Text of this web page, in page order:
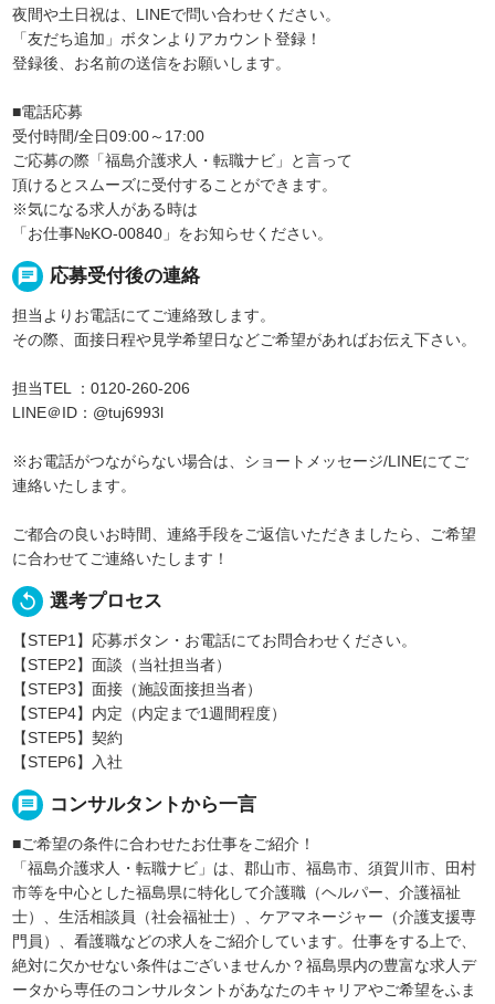
夜間や土日祝は、LINEで問い合わせください。
「友だち追加」ボタンよりアカウント登録！
登録後、お名前の送信をお願いします。
■電話応募
受付時間/全日09:00～17:00
ご応募の際「福島介護求人・転職ナビ」と言って
頂けるとスムーズに受付することができます。
※気になる求人がある時は
「お仕事№KO-00840」をお知らせください。
chat 応募受付後の連絡
担当よりお電話にてご連絡致します。
その際、面接日程や見学希望日などご希望があればお伝え下さい。
担当TEL ：0120-260-206
LINE＠ID：@tuj6993l
※お電話がつながらない場合は、ショートメッセージ/LINEにてご
連絡いたします。
ご都合の良いお時間、連絡手段をご返信いただきましたら、ご希望
に合わせてご連絡いたします！
replay 選考プロセス
【STEP1】応募ボタン・お電話にてお問合わせください。
【STEP2】面談（当社担当者）
【STEP3】面接（施設面接担当者）
【STEP4】内定（内定まで1週間程度）
【STEP5】契約
【STEP6】入社
message コンサルタントから一言
■ご希望の条件に合わせたお仕事をご紹介！
「福島介護求人・転職ナビ」は、郡山市、福島市、須賀川市、田村
市等を中心とした福島県に特化して介護職（ヘルパー、介護福祉
士）、生活相談員（社会福祉士）、ケアマネージャー（介護支援専
門員）、看護職などの求人をご紹介しています。仕事をする上で、
絶対に欠かせない条件はございませんか？福島県内の豊富な求人デ
ータから専任のコンサルタントがあなたのキャリアやご希望をふま